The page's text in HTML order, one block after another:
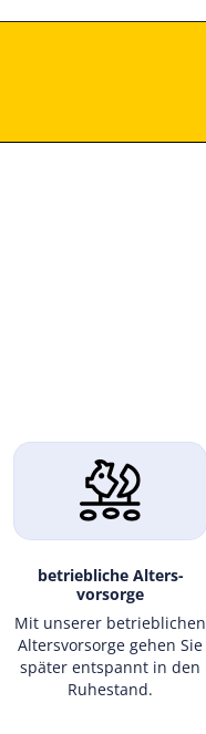
betriebliche Alters­
vorsorge
Mit unserer betrieb­lichen
Alters­vor­sorge gehen Sie
später ent­spannt in den
Ruhe­stand.